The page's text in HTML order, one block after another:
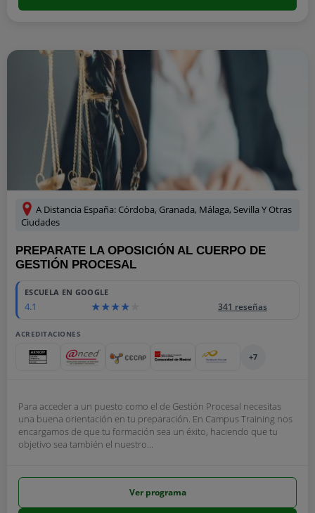
A Distancia España: Córdoba, Granada, Málaga, Sevilla Y Otras
Ciudades
PREPARATE LA OPOSICIÓN AL CUERPO DE
GESTIÓN PROCESAL
ESCUELA EN GOOGLE
4.1 341 reseñas
ACREDITACIONES
+7
Para acceder a un puesto como el de Gestión Procesal necesitas
una buena orientación en tu preparación. En Campus Training nos
encargamos de que tu formación sea un éxito, haciendo que tu
objetivo sea también el nuestro...
Ver programa